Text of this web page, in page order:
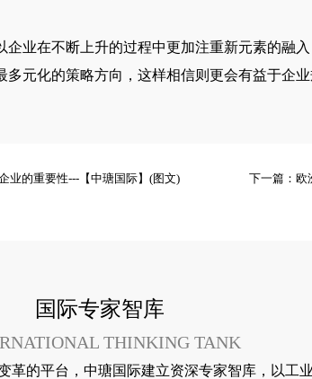
业在不断上升的过程中更加注重新元素的融
多元化的策略方向，这样相信则更会有益于企业
业的重要性---【中瑭国际】(图文) 下一篇： 欧
国际专家智库
THINKING TANK
革的平台，中瑭国际建立资深专家智库，以工